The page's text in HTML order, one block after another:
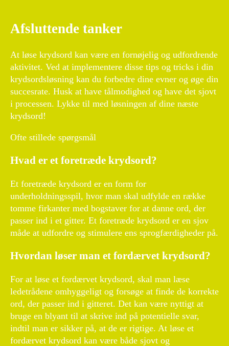
Afsluttende tanker
At løse krydsord kan være en fornøjelig og udfordrende
aktivitet. Ved at implementere disse tips og tricks i din
krydsordsløsning kan du forbedre dine evner og øge din
succesrate. Husk at have tålmodighed og have det sjovt
i processen. Lykke til med løsningen af dine næste
krydsord!
Ofte stillede spørgsmål
Hvad er et foretræde krydsord?
Et foretræde krydsord er en form for
underholdningsspil, hvor man skal udfylde en række
tomme firkanter med bogstaver for at danne ord, der
passer ind i et gitter. Et foretræde krydsord er en sjov
måde at udfordre og stimulere ens sprogfærdigheder på.
Hvordan løser man et fordærvet krydsord?
For at løse et fordærvet krydsord, skal man læse
ledetrådene omhyggeligt og forsøge at finde de korrekte
ord, der passer ind i gitteret. Det kan være nyttigt at
bruge en blyant til at skrive ind på potentielle svar,
indtil man er sikker på, at de er rigtige. At løse et
fordærvet krydsord kan være både sjovt og